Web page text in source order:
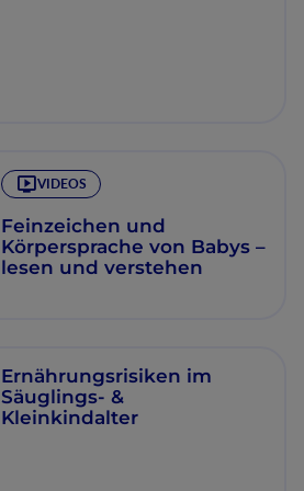
VIDEOS
Feinzeichen und
Körpersprache von Babys –
lesen und verstehen
Ernährungsrisiken im
Säuglings- &
Kleinkindalter